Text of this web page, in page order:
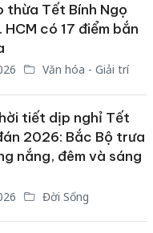
thừa Tết Bính Ngọ
có 17 điểm bắn
Văn hóa - Giải trí
tiết dịp nghỉ Tết
2026: Bắc Bộ trưa
nắng, đêm và sáng
Đời Sống